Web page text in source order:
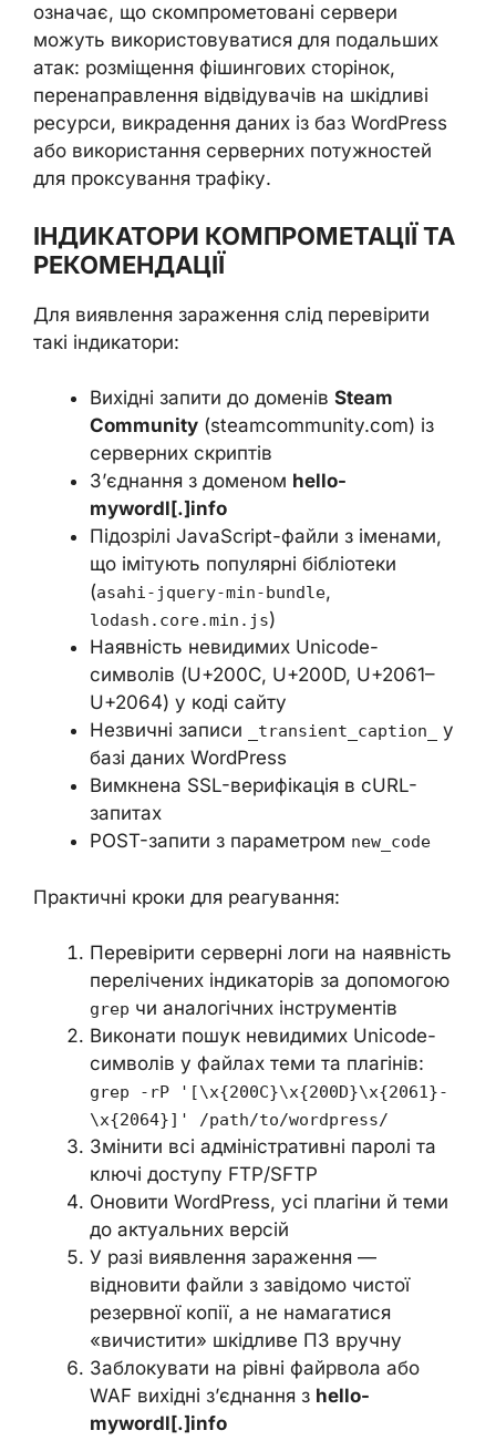
означає, що скомпрометовані сервери
можуть використовуватися для подальших
атак: розміщення фішингових сторінок,
перенаправлення відвідувачів на шкідливі
ресурси, викрадення даних із баз WordPress
або використання серверних потужностей
для проксування трафіку.
ІНДИКАТОРИ КОМПРОМЕТАЦІЇ ТА
РЕКОМЕНДАЦІЇ
Для виявлення зараження слід перевірити
такі індикатори:
Вихідні запити до доменів Steam
Community (steamcommunity.com) із
серверних скриптів
З’єднання з доменом hello-
mywordl[.]info
Підозрілі JavaScript-файли з іменами,
що імітують популярні бібліотеки
(asahi-jquery-min-bundle,
lodash.core.min.js)
Наявність невидимих Unicode-
символів (U+200C, U+200D, U+2061–
U+2064) у коді сайту
Незвичні записи
_transient_caption_
у
базі даних WordPress
Вимкнена SSL-верифікація в cURL-
запитах
POST-запити з параметром new_code
Практичні кроки для реагування:
Перевірити серверні логи на наявність
перелічених індикаторів за допомогою
grep чи аналогічних інструментів
Виконати пошук невидимих Unicode-
символів у файлах теми та плагінів:
grep -rP '[\x{200C}\x{200D}\x{2061}-
\x{2064}]' /path/to/wordpress/
Змінити всі адміністративні паролі та
ключі доступу FTP/SFTP
Оновити WordPress, усі плагіни й теми
до актуальних версій
У разі виявлення зараження —
відновити файли з завідомо чистої
резервної копії, а не намагатися
«вичистити» шкідливе ПЗ вручну
Заблокувати на рівні файрвола або
WAF вихідні з’єднання з hello-
mywordl[.]info